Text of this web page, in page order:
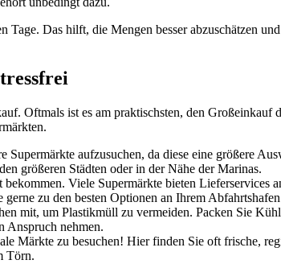
Tage. Das hilft, die Mengen besser abzuschätzen
Oftmals ist es am praktischsten, den
Supermärkte aufzusuchen, da diese eine größere
größeren Städten oder in der Nähe der Marinas.
Viele Supermärkte bieten
zu den besten Optionen an Ihrem
mit, um Plastikmüll zu vermeiden. Packen Sie
Anspruch nehmen.
Märkte zu besuchen! Hier finden Sie oft frische,
Törn.